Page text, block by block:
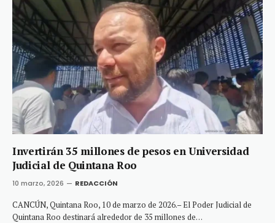
Invertirán 35 millones de pesos en Universidad
Judicial de Quintana Roo
10 marzo, 2026 REDACCIÓN
CANCÚN, Quintana Roo, 10 de marzo de 2026.– El Poder Judicial de
Quintana Roo destinará alrededor de 35 millones de…